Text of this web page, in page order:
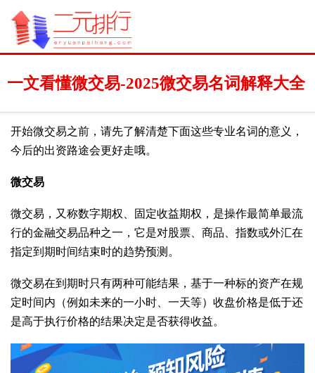
一文看懂微交易-2025微交易名词解释大全
开始微交易之前，请先了解清楚下面这些专业名词的意义，
今后的出资路途会更好走哦。
微交易
微交易，又称数字期权、固定收益期权，是操作最简单最流
行的金融交易品种之一，它是对股票、商品、指数或外汇在
指定到期时间结束时的趋势预测。
微交易在到期时只有两种可能结果，基于一种标的资产在规
定时间内（例如未来的一小时、一天等）收盘价格是低于还
是高于执行价格的结果决定是否获得收益。